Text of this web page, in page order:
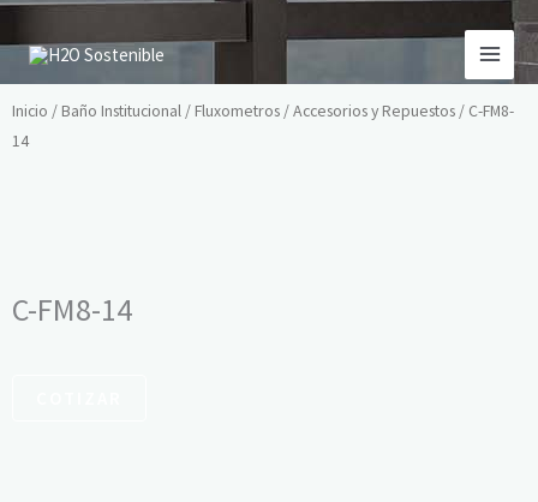
al
contenido
Inicio / Baño Institucional / Fluxometros /Accesorios y Repuestos / C-FM8-
14
C-FM8-14